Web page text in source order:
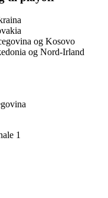
og Kosovo
og Nord-Irland
1